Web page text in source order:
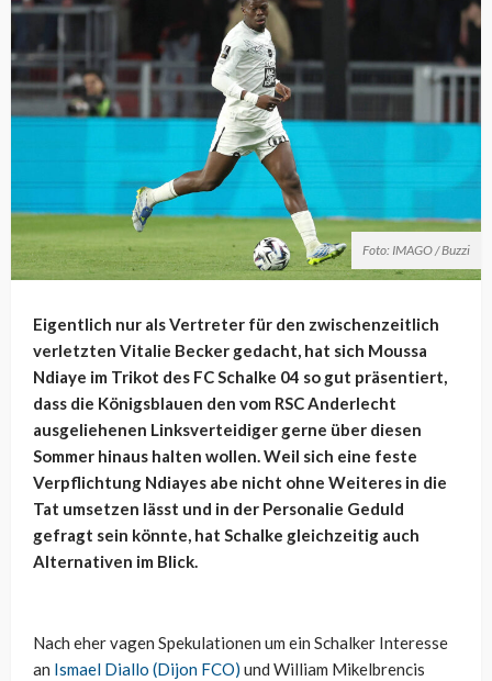
Foto: IMAGO / Buzzi
Eigentlich nur als Vertreter für den zwischenzeitlich
verletzten Vitalie Becker gedacht, hat sich Moussa
Ndiaye im Trikot des FC Schalke 04 so gut präsentiert,
dass die Königsblauen den vom RSC Anderlecht
ausgeliehenen Linksverteidiger gerne über diesen
Sommer hinaus halten wollen. Weil sich eine feste
Verpflichtung Ndiayes abe nicht ohne Weiteres in die
Tat umsetzen lässt und in der Personalie Geduld
gefragt sein könnte, hat Schalke gleichzeitig auch
Alternativen im Blick.
Nach eher vagen Spekulationen um ein Schalker Interesse
an Ismael Diallo (Dijon FCO) und William Mikelbrencis